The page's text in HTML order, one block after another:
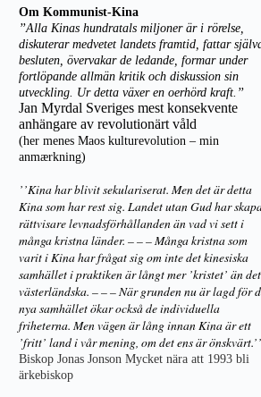
Om Kommunist-Kina
’’Alla Kinas hundratals miljoner är i rörelse,
diskuterar medvetet landets framtid, fattar
besluten, övervakar de ledande, formar under
fortlöpande allmän kritik och diskussion sin
utveckling. Ur detta växer en oerhörd kraft.’’
Jan Myrdal Sveriges mest konsekvente
anhängare av revolutionärt våld
(her menes Maos kulturevolution – min
anmærkning)
’’Kina har blivit sekulariserat. Men det är detta
Kina som har rest sig. Landet utan Gud har
rättvisare levnadsförhållanden än vad vi sett i
många kristna länder. – – – Många kristna som
varit i Kina har frågat sig om inte det kinesiska
samhället i praktiken är långt mer ’kristet’ än det
västerländska. – – – När grunden nu är lagd för
nya samhället ökar också de individuella
friheterna. Men vägen är lång innan Kina är ett
’fritt’ land i vår mening, om det ens är önskvärt.’’
Biskop Jonas Jonson Mycket nära att 1993 bli
ärkebiskop